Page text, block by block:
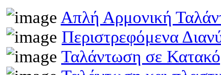
Απλή Αρμονική
Περιστρεφόμενα
Ταλάντωση σε